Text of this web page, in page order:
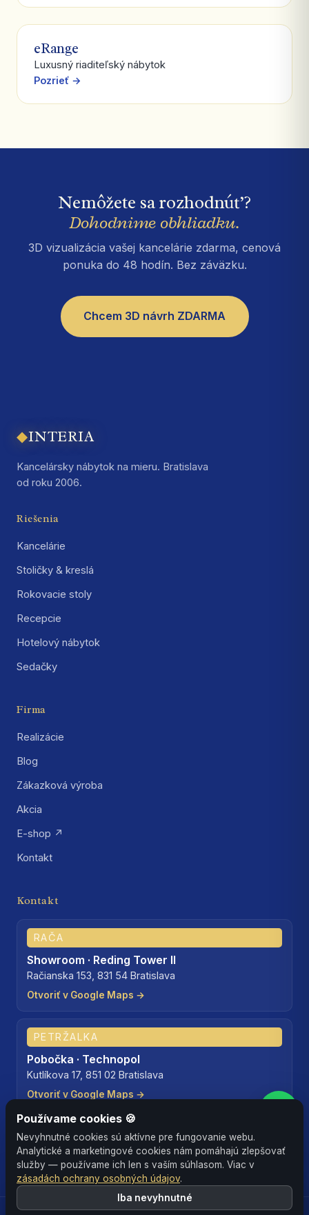
eRange
Luxusný riaditeľský nábytok
Pozrieť →
Nemôžete sa rozhodnúť?
Dohodnime obhliadku.
3D vizualizácia vašej kancelárie zdarma, cenová
ponuka do 48 hodín. Bez záväzku.
Chcem 3D návrh ZDARMA
✉Chcem ponuku
◆INTERIA
Kancelársky nábytok na mieru. Bratislava
od roku 2006.
Riešenia
Kancelárie
Stoličky & kreslá
Rokovacie stoly
Recepcie
Hotelový nábytok
Sedačky
Firma
Realizácie
Blog
Zákazková výroba
Akcia
E-shop ↗
Kontakt
Kontakt
RAČA
Showroom · Reding Tower II
Račianska 153, 831 54 Bratislava
Otvoriť v Google Maps →
PETRŽALKA
Pobočka · Technopol
Kutlíkova 17, 851 02 Bratislava
Otvoriť v Google Maps →
📱 +421 911 707 115
✉ office@interia.sk
Používame iba nevyhnutné súbory cookies pre
fungovanie webu. Pokračovaním súhlasíte s ich
📞
Používame cookies 🍪
Nevyhnutné cookies sú aktívne pre fungovanie webu.
Analytické a marketingové cookies nám pomáhajú zlepšovať
služby — používame ich len s vaším súhlasom. Viac v
zásadách ochrany osobných údajov.
Iba nevyhnutné